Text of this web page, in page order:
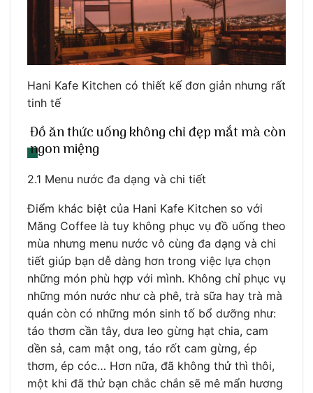
Hani Kafe Kitchen có thiết kế đơn giản nhưng rất
tinh tế
Đồ ăn thức uống không chỉ đẹp mắt mà còn
ngon miệng
2.1 Menu nước đa dạng và chi tiết
Điểm khác biệt của Hani Kafe Kitchen so với
Măng Coffee là tuy không phục vụ đồ uống theo
mùa nhưng menu nước vô cùng đa dạng và chi
tiết giúp bạn dễ dàng hơn trong việc lựa chọn
những món phù hợp với mình. Không chỉ phục vụ
những món nước như cà phê, trà sữa hay trà mà
quán còn có những món sinh tố bổ dưỡng như:
táo thơm cần tây, dưa leo gừng hạt chia, cam
dền sả, cam mật ong, táo rốt cam gừng, ép
thơm, ép cóc… Hơn nữa, đã không thử thì thôi,
một khi đã thử bạn chắc chắn sẽ mê mẩn hương